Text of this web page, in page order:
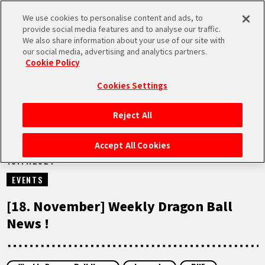
MEN
STARTSEITE
NEUES
HIGHLIGHTS
VIDEOS
18.11.2024
EVENTS
[18. November] Weekly Dragon Ball
News !
We use cookies to personalise content and ads, to
provide social media features and to analyse our traffic.
We also share information about your use of our site with
our social media, advertising and analytics partners.
Cookie Policy
Cookies Settings
Reject All
Accept All Cookies